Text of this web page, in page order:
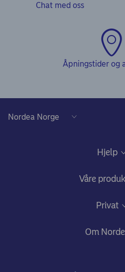
Chat med oss
Åpningstider og
Hjelp
Våre
Privat
Om